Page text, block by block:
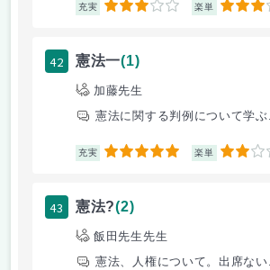
充実 3 楽単 3
42 憲法一(1)
加藤先生
憲法に関する判例について学
充実 5 楽単 2
43 憲法?(2)
飯田先生先生
憲法、人権について。出席な